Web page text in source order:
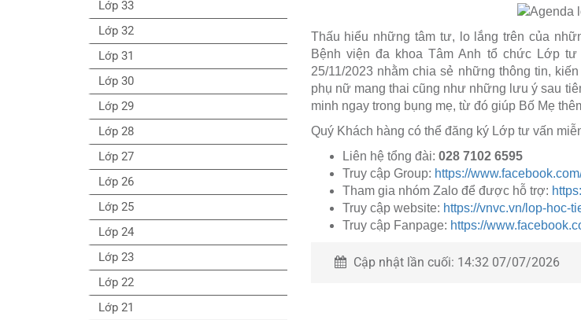
Lớp 33
Lớp 32
Lớp 31
Lớp 30
Lớp 29
Lớp 28
Lớp 27
Lớp 26
Lớp 25
Lớp 24
Lớp 23
Lớp 22
Lớp 21
Thấu hiểu những tâm tư, lo lắng trên của
Bệnh viện đa khoa Tâm Anh tổ chức Lớp
25/11/2023 nhằm chia sẻ những thông tin,
phụ nữ mang thai cũng như những lưu ý sau
minh ngay trong bụng mẹ, từ đó giúp Bố Mẹ
Quý Khách hàng có thể đăng ký Lớp tư vấn
Liên hệ tổng đài: 028 7102 6595
Truy cập Group: https://
Tham gia nhóm Zalo để được hỗ trợ:
Truy cập website: https://vnvc.vn/lop-hoc-
Truy cập Fanpage: https://
Cập nhật lần cuối: 14:32 07/07/2026